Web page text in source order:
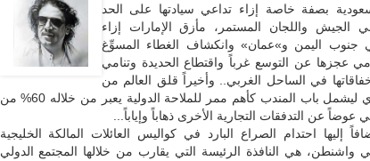
بصفة خاصة إزاء تداعي سيادتها على الحد
الجيش واللجان المستمر، مأزق الإمارات إزاء
جنوب اليمن و»عمان» وانكشاف الغطاء المسوِّغ
عجزها عن التوسع غرباً واقتطاع الحديدة وتنامي
في الساحل الغربي.. وأخيراً قلق العالم من
اتساع نطاق الاشتباك البحري ليشمل باب المندب كأهم ممر للملاحة الدولية يعبر من خلاله 60% من
عوضاً عن التدفقات التجارية الأخرى ذهاباً وإياباً...
إليها احتدام الصراع البارد في كواليس العائلات المالكة الخليجية
هي النافذة الرئيسة التي يقارب من خلالها المجتمع الدولي